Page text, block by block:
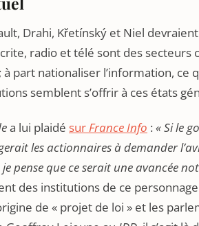
Drahi, Křetínský et Niel
radio et télé sont des secteurs
part nationaliser l’information, ce
semblent s’offrir à ces états
a lui plaidé surFrance Info :« Si le
les actionnaires à demander
pense que ce serait une avancée
des institutions de ce
de « projet de loi » et les